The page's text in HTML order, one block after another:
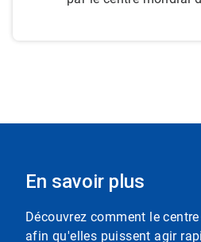
En savoir plus
Découvrez comment le
afin qu'elles puissent agir